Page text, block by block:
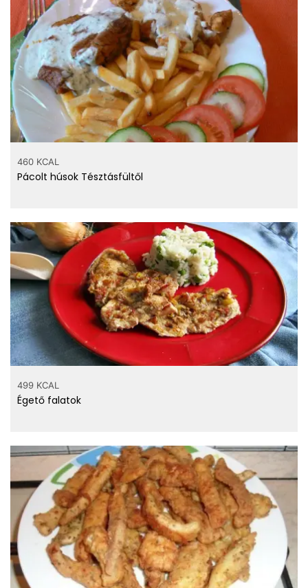
460 KCAL
Pácolt húsok Tésztásfültől
499 KCAL
Égető falatok